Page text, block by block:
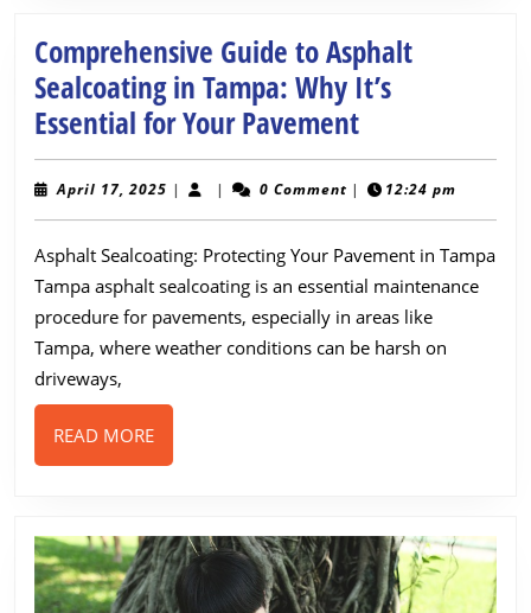
Comprehensive Guide to Asphalt
Sealcoating in Tampa: Why It’s
Essential for Your Pavement
Guide
to
Asphalt
Sealcoating
in
Tampa:
Pavement
April 17, 2025 April
| | 0 Comment | 12:24 pm
Asphalt Sealcoating: Protecting Your Pavement in Tampa
Tampa asphalt sealcoating is an essential maintenance
procedure for pavements, especially in areas like
Tampa, where weather conditions can be harsh on
driveways,
READ MOREREAD
MORE